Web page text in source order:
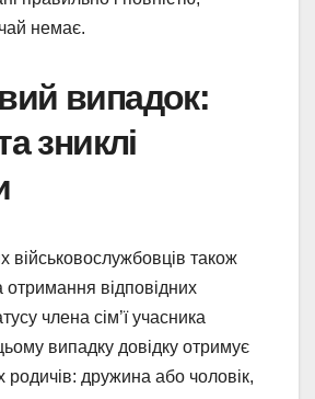
немає.
випадок:
зниклі
військовослужбовців також
відповідних
члена сім’ї учасника
випадку довідку отримує
родичів: дружина або чоловік,